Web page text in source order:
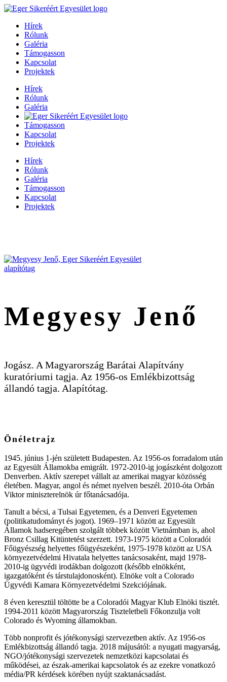
Hírek
Rólunk
Galéria
Támogasson
Kapcsolat
Projektek
Hírek
Rólunk
Galéria
Támogasson
Kapcsolat
Projektek
Hírek
Rólunk
Galéria
Támogasson
Kapcsolat
Projektek
Megyesy Jenő
Jogász. A Magyarország Barátai Alapítvány
kuratóriumi tagja. Az 1956-os Emlékbizottság
állandó tagja. Alapítótag.
Önéletrajz
1945. június 1-jén született Budapesten. Az 1956-os forradalom után
az Egyesült Államokba emigrált. 1972-2010-ig jogászként dolgozott
Denverben. Aktív szerepet vállalt az amerikai magyar közösség
életében. Magyar, angol és német nyelven beszél. 2010-óta Orbán
Viktor miniszterelnök úr főtanácsadója.
Tanult a bécsi, a Tulsai Egyetemen, és a Denveri Egyetemen
(politikatudományt és jogot). 1969–1971 között az Egyesült
Államok hadseregében szolgált többek között Vietnámban is, ahol
Bronz Csillag Kitüntetést szerzett. 1973-1975 között a Coloradói
Főügyészség helyettes főügyészeként, 1975-1978 között az USA
környezetvédelmi Hivatala helyettes tanácsosaként, majd 1978-
2010-ig ügyvédi irodákban dolgozott (később elnökként,
igazgatóként és társtulajdonosként). Elnöke volt a Colorado
Ügyvédi Kamara Környezetvédelmi Szekciójának.
8 éven keresztül töltötte be a Coloradói Magyar Klub Elnöki tisztét.
1994-2011 között Magyarország Tiszteletbeli Főkonzulja volt
Colorado és Wyoming államokban.
Több nonprofit és jótékonysági szervezetben aktív. Az 1956-os
Emlékbizottság állandó tagja. 2018 májusától: a nyugati magyarság,
NGO/jótékonysági szervezetek nemzetközi kapcsolatai és
működései, az észak-amerikai kapcsolatok és az ezekre vonatkozó
média/PR kérdések körében nyújt szaktanácsadást.